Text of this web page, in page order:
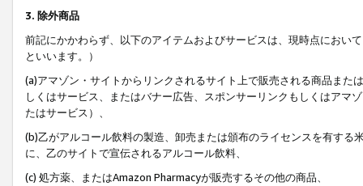
3. 除外商品
前記にかかわらず、以下のアイテムおよびサービスは、現時点におい
といいます。）
(a)アマゾン・サイトからリンクされるサイト上で販売される商品ま
しくはサービス、またはバナー広告、スポンサーリンクもしくはアマ
たはサービス）、
(b)乙がアルコール飲料の製造、卸売または頒布のライセンスを有す
に、乙のサイトで宣伝されるアルコール飲料、
(c) 処方薬、またはAmazon Pharmacyが販売するその他の商品、